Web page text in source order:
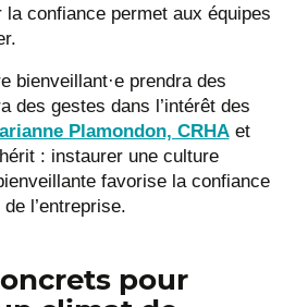
confiance permet aux équipes
bienveillant·e prendra des
des gestes dans l’intérêt des
Plamondon, CRHAet
: instaurer une culture
favorise la confiance
l’entreprise.
pour